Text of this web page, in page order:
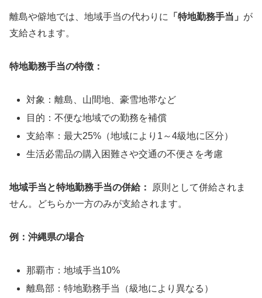
離島や僻地では、地域手当の代わりに 「特地勤務手当」 が
支給されます。
特地勤務手当の特徴：
対象：離島、山間地、豪雪地帯など
目的：不便な地域での勤務を補償
支給率：最大25%（地域により1～4級地に区分）
生活必需品の購入困難さや交通の不便さを考慮
地域手当と特地勤務手当の併給：
原則として併給されま
せん。どちらか一方のみが支給されます。
例：沖縄県の場合
那覇市：地域手当10%
離島部：特地勤務手当（級地により異なる）